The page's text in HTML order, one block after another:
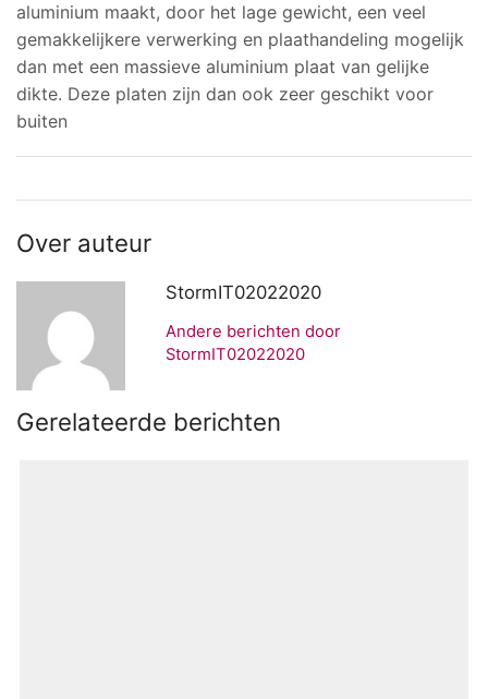
aluminium maakt, door het lage gewicht, een veel
gemakkelijkere verwerking en plaathandeling mogelijk
dan met een massieve aluminium plaat van gelijke
dikte. Deze platen zijn dan ook zeer geschikt voor
buiten
Over auteur
StormIT02022020
Andere berichten door
StormIT02022020
Gerelateerde berichten